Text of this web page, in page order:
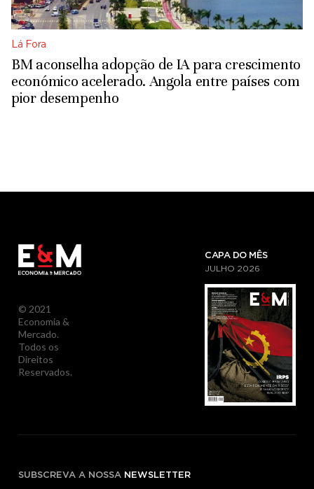
Lá Fora
BM aconselha adopção de IA para crescimento
económico acelerado. Angola entre países com
pior desempenho
© 2021
Economia &
Mercado.
Todos os
Direitos
Reservados.
CAPA DO MÊS
JULHO 2026
SUBSCREVA A NOSSA NEWSLETTER